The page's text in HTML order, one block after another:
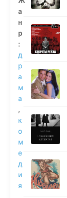
а
н
р
:
д
р
а
м
а
,
к
о
м
е
д
и
я